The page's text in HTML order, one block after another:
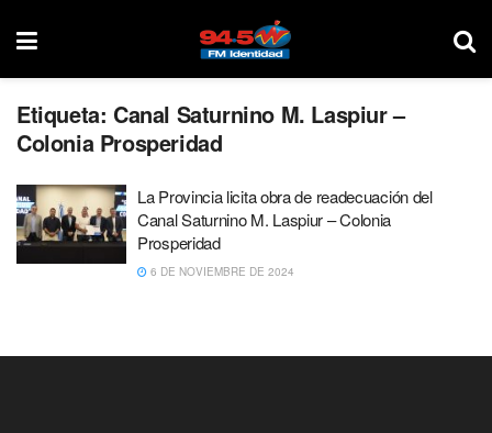
Etiqueta: Canal Saturnino M. Laspiur –
Colonia Prosperidad
La Provincia licita obra de readecuación del
Canal Saturnino M. Laspiur – Colonia
Prosperidad
6 DE NOVIEMBRE DE 2024